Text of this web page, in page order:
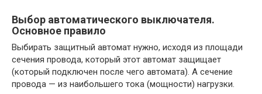
Выбор автоматического выключателя.
Основное правило
Выбирать защитный автомат нужно, исходя из площади
сечения провода, который этот автомат защищает
(который подключен после чего автомата). А сечение
провода — из наибольшего тока (мощности) нагрузки.